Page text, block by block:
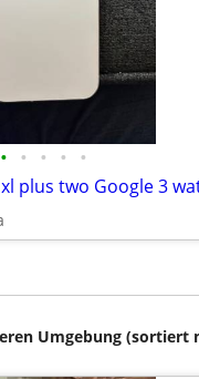
• • • • •
Umgebung (sortiert